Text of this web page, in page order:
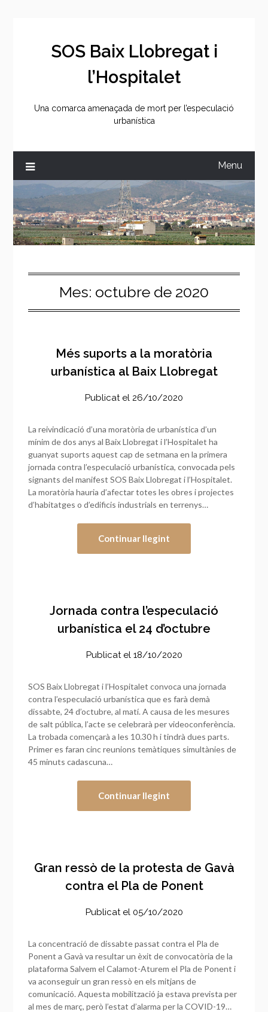
SOS Baix Llobregat i
l’Hospitalet
Una comarca amenaçada de mort per l’especulació
urbanística
Menu
Mes: octubre de 2020
Més suports a la moratòria
urbanística al Baix Llobregat
Publicat el 26/10/2020
La reivindicació d’una moratòria de urbanística d’un
mínim de dos anys al Baix Llobregat i l’Hospitalet ha
guanyat suports aquest cap de setmana en la primera
jornada contra l’especulació urbanística, convocada pels
signants del manifest SOS Baix Llobregat i l’Hospitalet.
La moratòria hauria d’afectar totes les obres i projectes
d’habitatges o d’edificis industrials en terrenys…
Continuar llegint
Jornada contra l’especulació
urbanística el 24 d’octubre
Publicat el 18/10/2020
SOS Baix Llobregat i l’Hospitalet convoca una jornada
contra l’especulació urbanística que es farà demà
dissabte, 24 d’octubre, al matí. A causa de les mesures
de salt pública, l’acte se celebrarà per videoconferència.
La trobada començarà a les 10.30 h i tindrà dues parts.
Primer es faran cinc reunions temàtiques simultànies de
45 minuts cadascuna…
Continuar llegint
Gran ressò de la protesta de Gavà
contra el Pla de Ponent
Publicat el 05/10/2020
La concentració de dissabte passat contra el Pla de
Ponent a Gavà va resultar un èxit de convocatòria de la
plataforma Salvem el Calamot-Aturem el Pla de Ponent i
va aconseguir un gran ressò en els mitjans de
comunicació. Aquesta mobilització ja estava prevista per
al mes de març, però l’estat d’alarma per la COVID-19…